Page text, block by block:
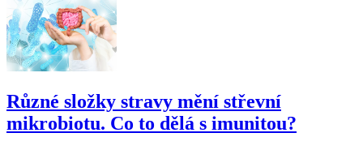
Různé složky stravy mění střevní
mikrobiotu. Co to dělá s imunitou?